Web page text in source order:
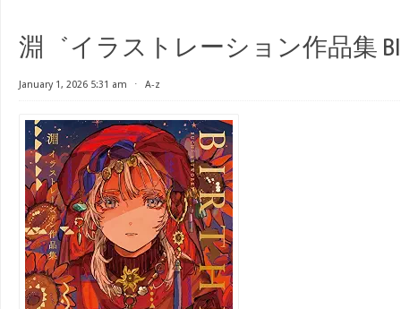
淵゛イラストレーション作品集
January 1, 2026 5:31 am ⋅ A-z